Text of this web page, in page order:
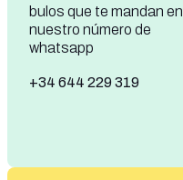
bulos que te mandan en
nuestro número de
whatsapp
+34 644 229 319